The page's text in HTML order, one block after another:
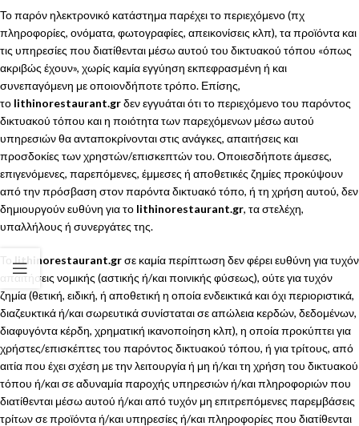
Το παρόν ηλεκτρονικό κατάστημα παρέχει το περιεχόμενο (πχ
πληροφορίες, ονόματα, φωτογραφίες, απεικονίσεις κλπ), τα προϊόντα και
τις υπηρεσίες που διατίθενται μέσω αυτού του δικτυακού τόπου «όπως
ακριβώς έχουν», χωρίς καμία εγγύηση εκπεφρασμένη ή και
συνεπαγόμενη με οποιονδήποτε τρόπο. Επίσης,
το lithinorestaurant.grδεν εγγυάται ότι το περιεχόμενο του παρόντος
δικτυακού τόπου και η ποιότητα των παρεχόμενων μέσω αυτού
υπηρεσιών θα ανταποκρίνονται στις ανάγκες, απαιτήσεις και
προσδοκίες των χρηστών/επισκεπτών του. Οποιεσδήποτε άμεσες,
επιγενόμενες, παρεπόμενες, έμμεσες ή αποθετικές ζημίες προκύψουν
από την πρόσβαση στον παρόντα δικτυακό τόπο, ή τη χρήση αυτού, δεν
δημιουργούν ευθύνη για το lithinorestaurant.gr, τα στελέχη,
υπαλλήλους ή συνεργάτες της.
Τοlithinorestaurant.grσε καμία περίπτωση δεν φέρει ευθύνη για τυχόν
απαιτήσεις νομικής (αστικής ή/και ποινικής φύσεως), ούτε για τυχόν
ζημία (θετική, ειδική, ή αποθετική η οποία ενδεικτικά και όχι περιοριστικά,
διαζευκτικά ή/και σωρευτικά συνίσταται σε απώλεια κερδών, δεδομένων,
διαφυγόντα κέρδη, χρηματική ικανοποίηση κλπ), η οποία προκύπτει για
χρήστες/επισκέπτες του παρόντος δικτυακού τόπου, ή για τρίτους, από
αιτία που έχει σχέση με την λειτουργία ή μη ή/και τη χρήση του δικτυακού
τόπου ή/και σε αδυναμία παροχής υπηρεσιών ή/και πληροφοριών που
διατίθενται μέσω αυτού ή/και από τυχόν μη επιτρεπόμενες παρεμβάσεις
τρίτων σε προϊόντα ή/και υπηρεσίες ή/και πληροφορίες που διατίθενται